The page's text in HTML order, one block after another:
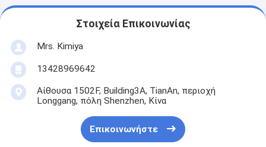
Στοιχεία Επικοινωνίας
Mrs. Kimiya
13428969642
Αίθουσα 1502F, Building3A, TianAn, περιοχή
Longgang, πόλη Shenzhen, Κίνα
Επικοινωνήστε